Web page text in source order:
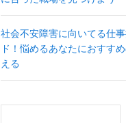
社会不安障害に向いてる仕
ド！悩めるあなたにおすす
える